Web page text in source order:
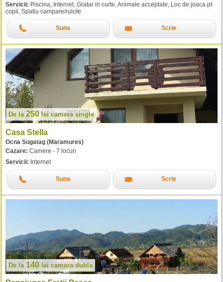
Servicii: Piscina, Internet, Gratar in curte, Animale acceptate, Loc de joaca pt
copii, Spatiu campare/rulote
Suna Scrie
De la 250leicamera single
Casa Stella
Ocna Sugatag (Maramures)
Cazare: Camere - 7 locuri
Servicii: Internet
Suna Scrie
De la 140 lei camera dubla